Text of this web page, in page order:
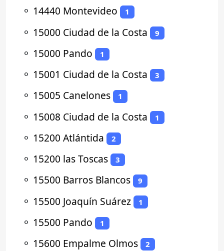
⚬ 14440 Montevideo 1
⚬ 15000 Ciudad de la Costa 9
⚬ 15000 Pando 1
⚬ 15001 Ciudad de la Costa 3
⚬ 15005 Canelones 1
⚬ 15008 Ciudad de la Costa 1
⚬ 15200 Atlántida 2
⚬ 15200 las Toscas 3
⚬ 15500 Barros Blancos 9
⚬ 15500 Joaquín Suárez 1
⚬ 15500 Pando 1
⚬ 15600 Empalme Olmos 2